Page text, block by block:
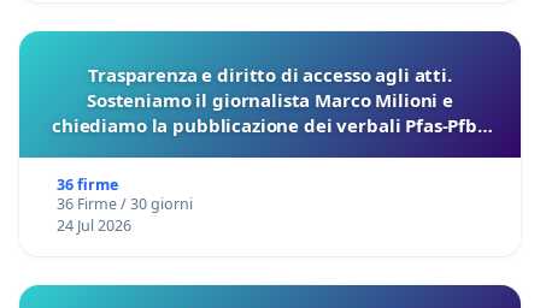
Trasparenza e diritto di accesso agli atti.
Sosteniamo il giornalista Marco Milioni e
chiediamo la pubblicazione dei verbali Pfas-Pfba
36 firme
36 Firme / 30 giorni
24 Jul 2026